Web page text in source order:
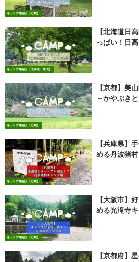
キャンプ場紹介【近畿】
キャンプ場紹介【北海道・東北】
【北海道日
っぱい！日
キャンプ場紹介【近畿】
【京都】美
～かやぶき
キャンプ場紹介【近畿】
【兵庫県】
める丹波猪
キャンプ場紹介【近畿】
【大阪市】
める光滝寺
【京都府】